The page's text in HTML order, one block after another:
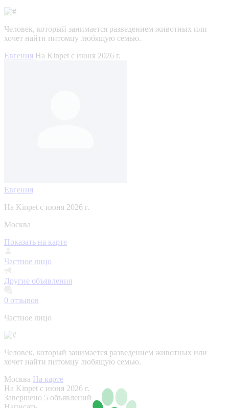
Человек, который занимается разведением животных или
хочет найти питомцу любящую семью.
Евгения На Kinpet c июня 2026 г.
Евгения
На Kinpet c июня 2026 г.
Москва
Показать на карте
Частное лицо
Другие объявления
0 отзывов
Частное лицо
Человек, который занимается разведением животных или
хочет найти питомцу любящую семью.
Москва На карте
На Kinpet c июня 2026 г.
Завершено 5 объявлений